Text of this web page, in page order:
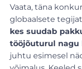
Vaata, täna
globaalsete
kes suudab
tööjõuturul nagu
juhtu esimesel